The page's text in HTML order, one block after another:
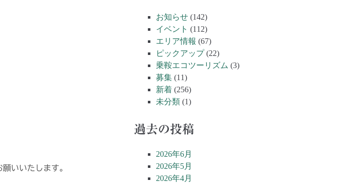
いいたします。
お知らせ (142)
イベント (112)
エリア情報 (67)
ピックアップ(22)
乗鞍エコツーリズム (3)
募集 (11)
新着 (256)
未分類 (1)
過去の投稿
2026年6月
2026年5月
2026年4月